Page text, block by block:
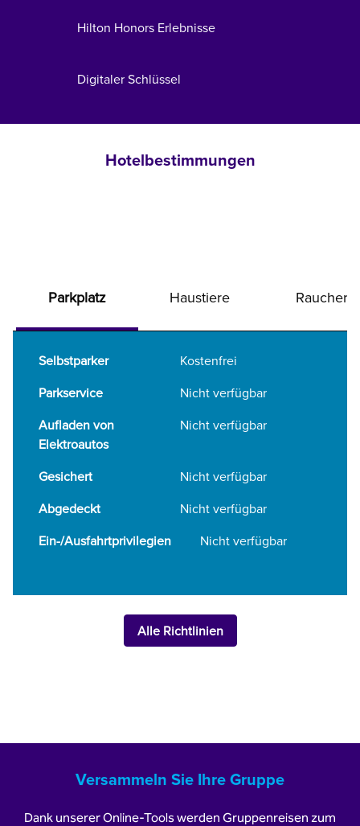
Hilton Honors Erlebnisse
Digitaler Schlüssel
Hotelbestimmungen
Parkplatz Haustiere Raucher
Selbstparker
Kostenfrei
Parkservice
Nicht verfügbar
Aufladen von
Elektroautos
Nicht verfügbar
Gesichert
Nicht verfügbar
Abgedeckt
Nicht verfügbar
Ein-/Ausfahrtprivilegien
Nicht verfügbar
Alle Richtlinien
Versammeln Sie Ihre Gruppe
Dank unserer Online-Tools werden Gruppenreisen zum